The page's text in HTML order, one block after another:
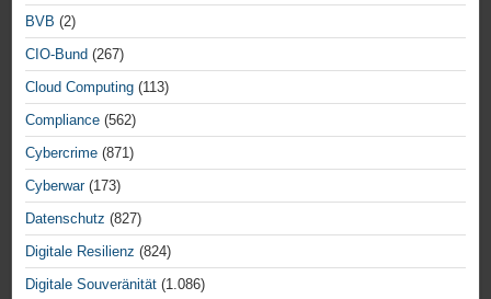
BVB (2)
CIO-Bund (267)
Cloud Computing (113)
Compliance (562)
Cybercrime (871)
Cyberwar(173)
Datenschutz (827)
Digitale Resilienz (824)
Digitale Souveränität (1.086)